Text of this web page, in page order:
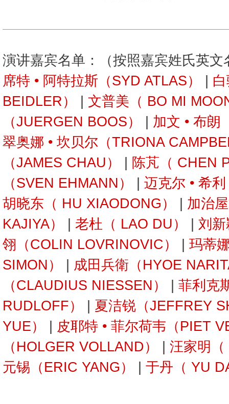
演讲嘉宾名单：（按照嘉宾姓氏英文
席特 • 阿特拉斯（SYD ATLAS）
BEIDLER）
文普美（ BO MI
（JUERGEN BOOS）
加文 • 布朗
翠奥娜 • 坎贝尔（TRIONA
（JAMES CHAU）
陈芃（ CHEN
（SVEN EHMANN）
迈克尔 • 希
胡晓东（ HU XIAODONG）
加治
KAJIYA）
老杜（ LAO DU）
刘
翎（COLIN LOVRINOVIC）
玛蒂
SIMON）
成田兵衛（HYOE
（CLAUDIUS NIESSEN）
菲利克
RUDLOFF）
夏洁锐（JEFFREY
YUE）
皮耶特 • 菲尔荷韦（PIET
（HOLGER VOLLAND）
汪家明
元锡（ERIC YANG）
于丹（ YU